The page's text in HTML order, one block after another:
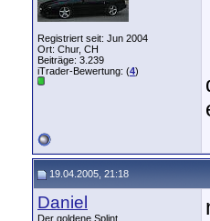
Registriert seit: Jun 2004
Ort: Chur, CH
Beiträge: 3.239
iTrader-Bewertung: (4)
19.04.2005, 21:18
Daniel
Der goldene Splint